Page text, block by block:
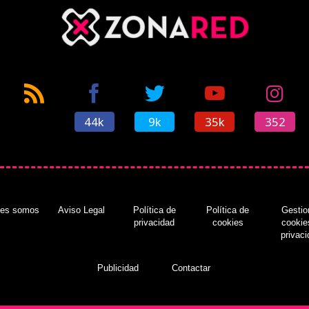
44k 9k 35k 352
somos Aviso Legal
Política de
privacidad
Política de
cookies
Publicidad Contactar